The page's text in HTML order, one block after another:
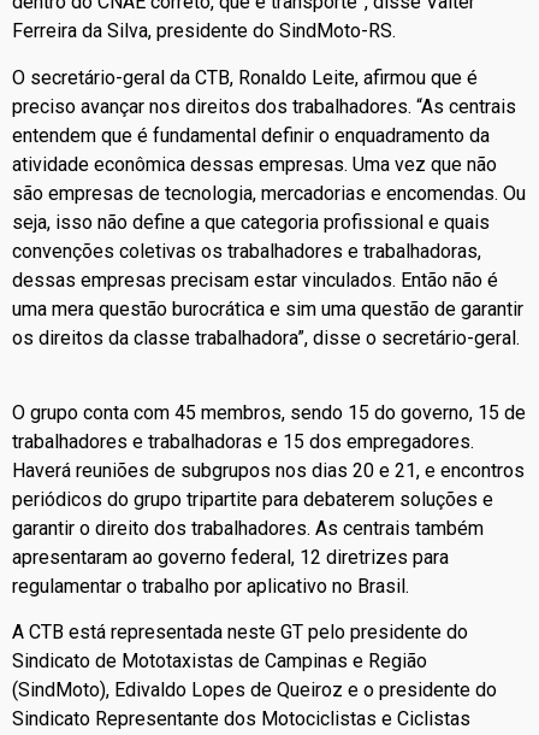
Ferreira da Silva, presidente do SindMoto-RS.
O secretário-geral da CTB, Ronaldo Leite, afirmou que é
preciso avançar nos direitos dos trabalhadores. “As centrais
entendem que é fundamental definir o enquadramento da
atividade econômica dessas empresas. Uma vez que não
são empresas de tecnologia, mercadorias e encomendas. Ou
seja, isso não define a que categoria profissional e quais
convenções coletivas os trabalhadores e trabalhadoras,
dessas empresas precisam estar vinculados. Então não é
uma mera questão burocrática e sim uma questão de garantir
os direitos da classe trabalhadora”, disse o secretário-geral.
O grupo conta com 45 membros, sendo 15 do governo, 15 de
trabalhadores e trabalhadoras e 15 dos empregadores.
Haverá reuniões de subgrupos nos dias 20 e 21, e encontros
periódicos do grupo tripartite para debaterem soluções e
garantir o direito dos trabalhadores. As centrais também
apresentaram ao governo federal, 12 diretrizes para
regulamentar o trabalho por aplicativo no Brasil.
A CTB está representada neste GT pelo presidente do
Sindicato de Mototaxistas de Campinas e Região
(SindMoto), Edivaldo Lopes de Queiroz e o presidente do
Sindicato Representante dos Motociclistas e Ciclistas